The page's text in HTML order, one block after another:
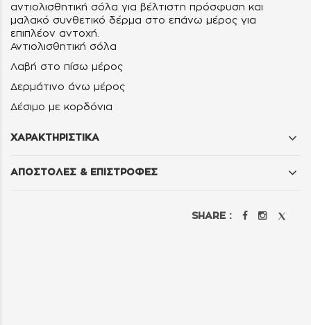
αντιολισθητική σόλα για βέλτιστη πρόσφυση και
μαλακό συνθετικό δέρμα στο επάνω μέρος για
επιπλέον αντοχή.
Αντιολισθητική σόλα
Λαβή στο πίσω μέρος
Δερμάτινο άνω μέρος
Δέσιμο με κορδόνια
ΧΑΡΑΚΤΗΡΙΣΤΙΚΑ
ΑΠΟΣΤΟΛΕΣ & ΕΠΙΣΤΡΟΦΕΣ
SHARE :